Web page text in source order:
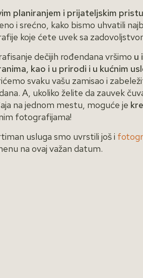
planiranjem i prijateljskim
i srećno, kako bismo uhvatili
koje ćete uvek sa
dečijih rođendana vršimo u
kao i u prirodi i u kućnim
svaku vašu zamisao i
A, ukoliko želite da zauvek
na jednom mestu, moguće je
fotografijama!
usluga smo uvrstili još i
na ovaj važan datum.